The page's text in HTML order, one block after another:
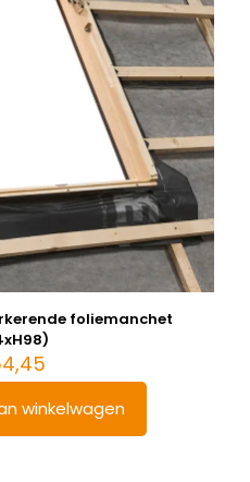
foliemanchet
winkelwagen